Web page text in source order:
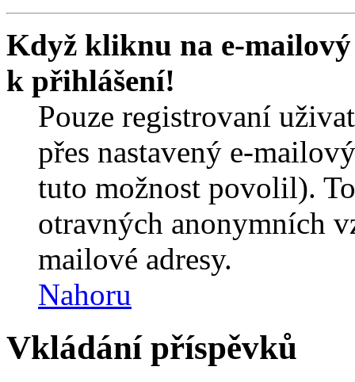
Když kliknu na e-
k přihlášení!
Pouze registrovaní
přes nastavený e-
tuto možnost povolil).
otravných anonymních
mailové adresy.
Nahoru
Vkládání příspěvků